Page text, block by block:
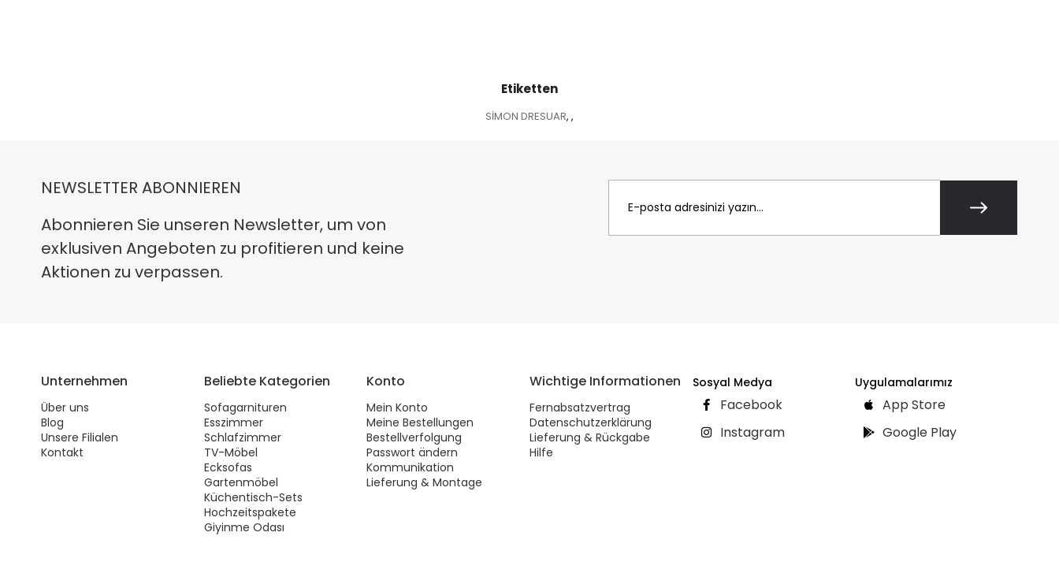
Etiketten
SİMON DRESUAR, ,
NEWSLETTER ABONNIEREN
Abonnieren Sie unseren Newsletter, um von
exklusiven Angeboten zu profitieren und keine
Aktionen zu verpassen.
Unternehmen
Über uns
Blog
Unsere Filialen
Kontakt
Beliebte Kategorien
Sofagarnituren
Esszimmer
Schlafzimmer
TV-Möbel
Ecksofas
Gartenmöbel
Küchentisch-Sets
Hochzeitspakete
Giyinme Odası
Konto
Mein Konto
Meine Bestellungen
Bestellverfolgung
Passwort ändern
Kommunikation
Lieferung & Montage
Wichtige Informationen
Fernabsatzvertrag
Datenschutzerklärung
Lieferung & Rückgabe
Hilfe
Sosyal Medya
Facebook
Instagram
Uygulamalarımız
App Store
Google Play